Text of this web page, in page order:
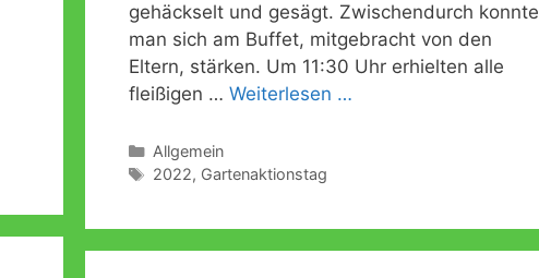
gehäckselt und gesägt. Zwischendurch konnte
man sich am Buffet, mitgebracht von den
Eltern, stärken. Um 11:30 Uhr erhielten alle
fleißigen … Weiterlesen …
Kategorien
Allgemein
Schlagwörter
2022, Gartenaktionstag